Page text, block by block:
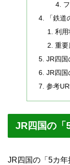
「鉄
利用
重要
JR四国
JR四国
参考
JR四国の「
JR四国の「5カ